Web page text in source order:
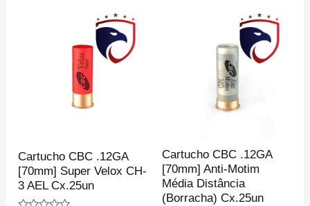
Cartucho CBC .12GA
[70mm] Super Velox CH-
3 AEL Cx.25un
Cartucho CBC .12GA
[70mm] Anti-Motim
Média Distância
(Borracha) Cx.25un